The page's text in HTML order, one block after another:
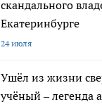
скандального
Екатеринбурге
24 июля
Ушёл из жизни
учёный – легенда